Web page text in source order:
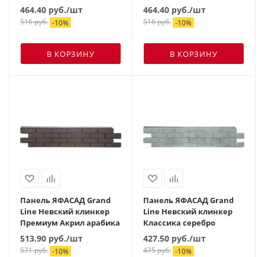
464.40 руб./шт
516руб. -10%
В КОРЗИНУ
464.40 руб./шт
516руб. -10%
В КОРЗИНУ
Панель ЯФАСАД Grand
Line Невский клинкер
Премиум Акрил арабика
513.90 руб./шт
571руб. -10%
Панель ЯФАСАД Grand
Line Невский клинкер
Классика серебро
427.50 руб./шт
475руб. -10%